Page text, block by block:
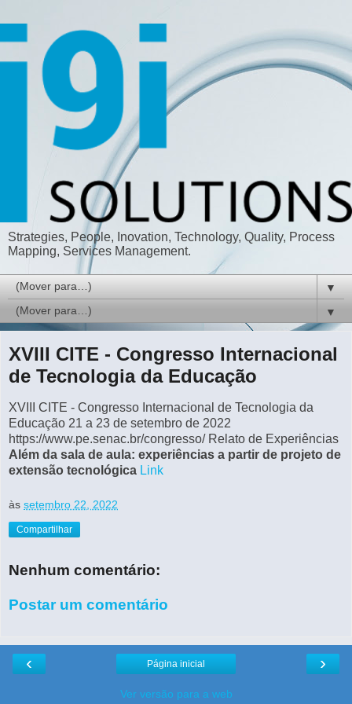
Strategies, People, Inovation, Technology, Quality, Process
Mapping, Services Management.
▼
▼
XVIII CITE - Congresso Internacional
de Tecnologia da Educação
XVIII CITE - Congresso Internacional de Tecnologia da
Educação 21 a 23 de setembro de 2022
https://www.pe.senac.br/congresso/ Relato de Experiências
Além da sala de aula: experiências a partir de projeto de
extensão tecnológica Link
às setembro 22, 2022
Compartilhar
Nenhum comentário:
Postar um comentário
‹ ›
Página inicial
Ver versão para a web